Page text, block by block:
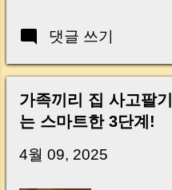
세 받으
로 생각
른 관점
운 건 맞
따라오는
일단 이
동산 세
차이를
부부 공
장점과
고 절세
는지 쉽
댓글 쓰기
가족끼리 집 사고팔
는 스마트한 3단계!
4월 09, 2025